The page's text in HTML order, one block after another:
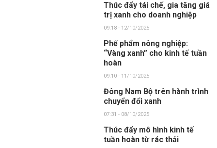
Thúc đẩy tái chế, gia tăng giá
trị xanh cho doanh nghiệp
09:18 - 12/10/2025
Phế phẩm nông nghiệp:
“Vàng xanh” cho kinh tế tuần
hoàn
09:10 - 11/10/2025
Đông Nam Bộ trên hành trình
chuyển đổi xanh
07:31 - 08/10/2025
Thúc đẩy mô hình kinh tế
tuần hoàn từ rác thải